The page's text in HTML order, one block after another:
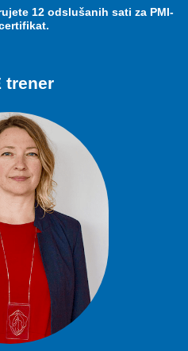
12 odslušanih sati za PMI-
trener